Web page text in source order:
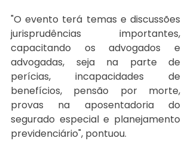
"O evento terá temas e discussões
jurisprudências importantes,
capacitando os advogados e
advogadas, seja na parte de
perícias, incapacidades de
benefícios, pensão por morte,
provas na aposentadoria do
segurado especial e planejamento
previdenciário", pontuou.